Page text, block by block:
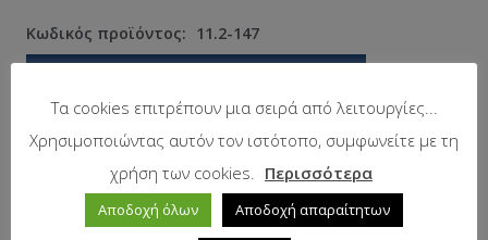
Κωδικός προϊόντος: 11.2-147
Σε απόθεμα
Τα cookies επιτρέπουν μια σειρά από λειτουργίες...
Χρησιμοποιώντας αυτόν τον ιστότοπο, συμφωνείτε με τη
χρήση των cookies.
Περισσότερα
Αποδοχή όλων Αποδοχή απαραίτητων